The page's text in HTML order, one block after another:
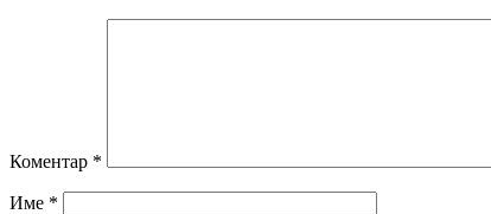
Коментар *
Име *